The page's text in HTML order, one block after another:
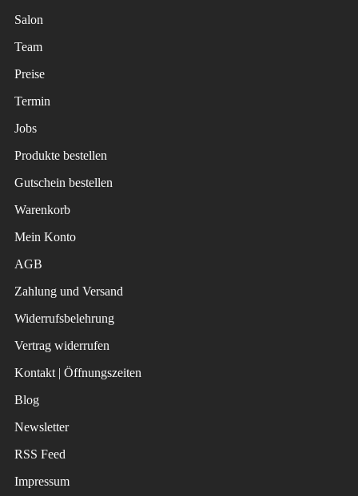
Salon
Team
Preise
Termin
Jobs
Produkte bestellen
Gutschein bestellen
Warenkorb
Mein Konto
AGB
Zahlung und Versand
Widerrufsbelehrung
Vertrag widerrufen
Kontakt | Öffnungszeiten
Blog
Newsletter
RSS Feed
Impressum